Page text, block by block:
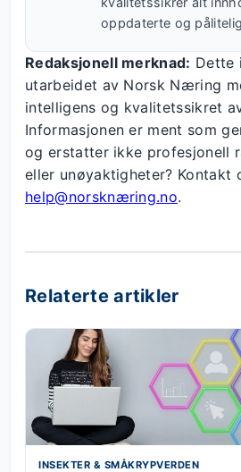
oppdaterte og
Redaksjonell merknad: Dette
utarbeidet av Norsk Næring
intelligens og kvalitetssikret
Informasjonen er ment som
og erstatter ikke profesjonell
eller unøyaktigheter? Kontakt
help@norsknæring.no.
Relaterte artikler
INSEKTER & SMÅKRYPVERDEN